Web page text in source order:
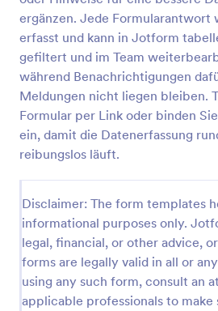
ergänzen. Jede Formularantwort
erfasst und kann in Jotform
gefiltert und im Team
während Benachrichtigungen
Meldungen nicht liegen bleiben.
Formular per Link oder binden
ein, damit die Datenerfassung
reibungslos läuft.
Disclaimer: The form templates
informational purposes only.
legal, financial, or other advice,
forms are legally valid in all or
using any such form, consult an
applicable professionals to
Benutzern verwendet, um einem
Administrator beizutreten und
auf dem Server zu überwachen.
Go to Category:
Gaming Formulare
Vorlage